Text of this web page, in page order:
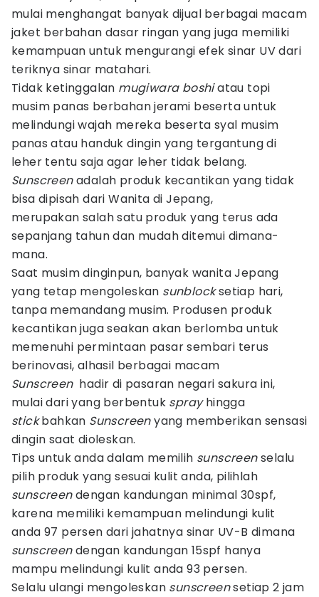
mulai menghangat banyak dijual berbagai macam
jaket berbahan dasar ringan yang juga memiliki
kemampuan untuk mengurangi efek sinar UV dari
teriknya sinar matahari.
Tidak ketinggalan mugiwara boshiatau topi
musim panas berbahan jerami beserta untuk
melindungi wajah mereka beserta syal musim
panas atau handuk dingin yang tergantung di
leher tentu saja agar leher tidak belang.
Sunscreenadalah produk kecantikan yang tidak
bisa dipisah dari Wanita di Jepang,
merupakan salah satu produk yang terus ada
sepanjang tahun dan mudah ditemui dimana-
mana.
Saat musim dinginpun, banyak wanita Jepang
yang tetap mengoleskan sunblocksetiap hari,
tanpa memandang musim. Produsen produk
kecantikan juga seakan akan berlomba untuk
memenuhi permintaan pasar sembari terus
berinovasi, alhasil berbagai macam
Sunscreen hadir di pasaran negari sakura ini,
mulai dari yang berbentuk sprayhingga
stickbahkan Sunscreenyang memberikan sensasi
dingin saat dioleskan.
Tips untuk anda dalam memilih sunscreenselalu
pilih produk yang sesuai kulit anda, pilihlah
sunscreendengan kandungan minimal 30spf,
karena memiliki kemampuan melindungi kulit
anda 97 persen dari jahatnya sinar UV-B dimana
sunscreendengan kandungan 15spf hanya
mampu melindungi kulit anda 93 persen.
Selalu ulangi mengoleskan sunscreensetiap 2 jam